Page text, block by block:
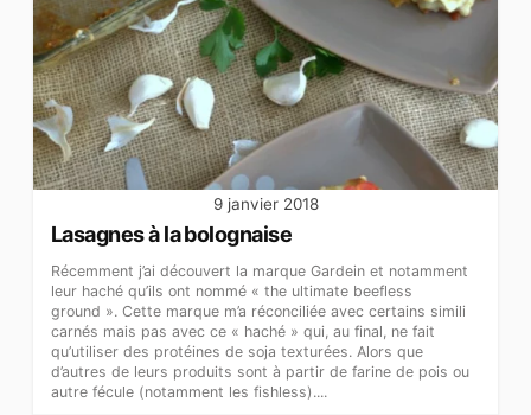
9 janvier 2018
Lasagnes à la bolognaise
Récemment j’ai découvert la marque Gardein et notamment
leur haché qu’ils ont nommé « the ultimate beefless
ground ». Cette marque m’a réconciliée avec certains simili
carnés mais pas avec ce « haché » qui, au final, ne fait
qu’utiliser des protéines de soja texturées. Alors que
d’autres de leurs produits sont à partir de farine de pois ou
autre fécule (notamment les fishless)....